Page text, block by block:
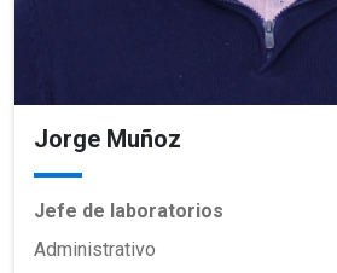
Jorge Muñoz
Jefe de laboratorios
Administrativo